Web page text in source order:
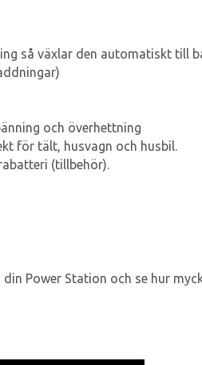
så växlar den automatiskt till
och överhettning
för tält, husvagn och husbil.
(tillbehör).
Power Station och se hur